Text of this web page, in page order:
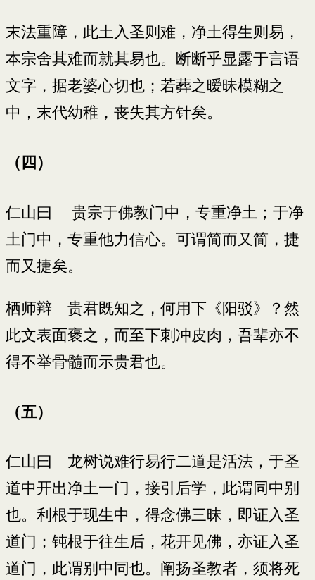
末法重障，此土入圣则难，净土得生则易，
本宗舍其难而就其易也。断断乎显露于言语
文字，据老婆心切也；若葬之暧昧模糊之
中，末代幼稚，丧失其方针矣。
（四）
仁山曰 贵宗于佛教门中，专重净土；于净
土门中，专重他力信心。可谓简而又简，捷
而又捷矣。
栖师辩 贵君既知之，何用下《阳驳》？然
此文表面褒之，而至下刺冲皮肉，吾辈亦不
得不举骨髓而示贵君也。
（五）
仁山曰 龙树说难行易行二道是活法，于圣
道中开出净土一门，接引后学，此谓同中别
也。利根于现生中，得念佛三昧，即证入圣
道门；钝根于往生后，花开见佛，亦证入圣
道门，此谓别中同也。阐扬圣教者，须将死